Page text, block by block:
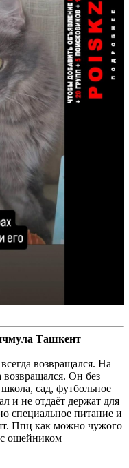
Ташкент
возвращался. На
возвращался. Он без
сад, футбольное
и не отдаёт держат для
специальное питание и
Ппц как можно чужого
ошейником